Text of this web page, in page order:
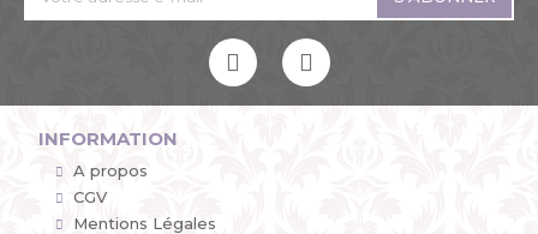
INFORMATION
A propos
CGV
Mentions Légales